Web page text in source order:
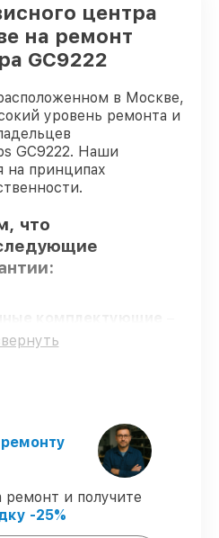
центра
на ремонт
GC9222
в Москве,
уровень ремонта и
GC9222. Наши
на принципах
что
комплектующие
применяются
работ без
– предоставляем
починки.
и получите
-25%